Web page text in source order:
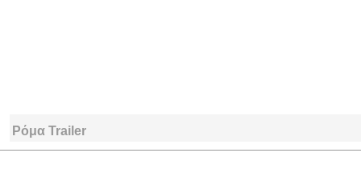
Ρόμα Trailer